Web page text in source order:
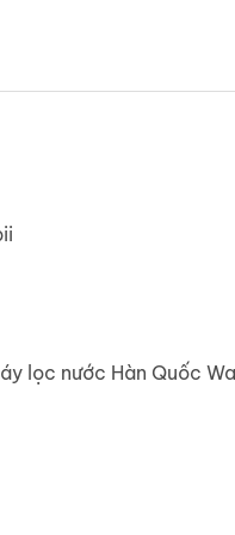
lọc nước Hàn Quốc